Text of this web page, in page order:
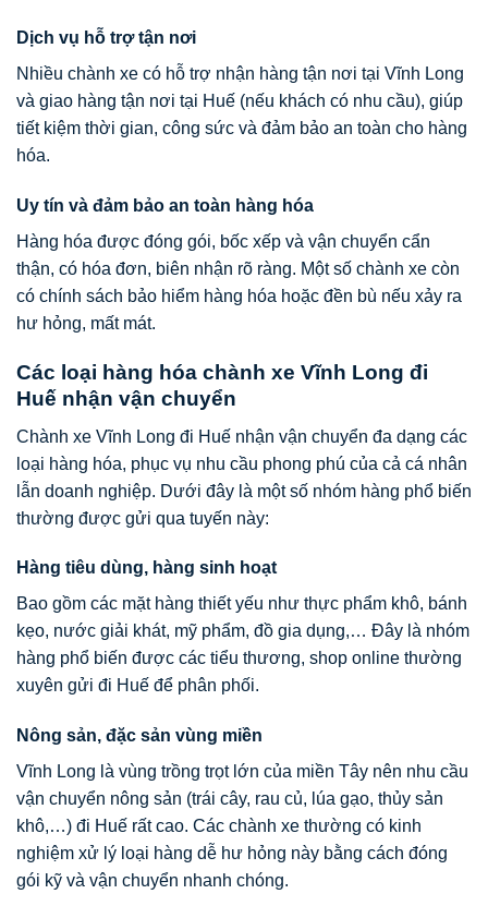
Dịch vụ hỗ trợ tận nơi
Nhiều chành xe có hỗ trợ nhận hàng tận nơi tại Vĩnh Long
và giao hàng tận nơi tại Huế (nếu khách có nhu cầu), giúp
tiết kiệm thời gian, công sức và đảm bảo an toàn cho hàng
hóa.
Uy tín và đảm bảo an toàn hàng hóa
Hàng hóa được đóng gói, bốc xếp và vận chuyển cẩn
thận, có hóa đơn, biên nhận rõ ràng. Một số chành xe còn
có chính sách bảo hiểm hàng hóa hoặc đền bù nếu xảy ra
hư hỏng, mất mát.
Các loại hàng hóa chành xe Vĩnh Long đi
Huế nhận vận chuyển
Chành xe Vĩnh Long đi Huế nhận vận chuyển đa dạng các
loại hàng hóa, phục vụ nhu cầu phong phú của cả cá nhân
lẫn doanh nghiệp. Dưới đây là một số nhóm hàng phổ biến
thường được gửi qua tuyến này:
Hàng tiêu dùng, hàng sinh hoạt
Bao gồm các mặt hàng thiết yếu như thực phẩm khô, bánh
kẹo, nước giải khát, mỹ phẩm, đồ gia dụng,… Đây là nhóm
hàng phổ biến được các tiểu thương, shop online thường
xuyên gửi đi Huế để phân phối.
Nông sản, đặc sản vùng miền
Vĩnh Long là vùng trồng trọt lớn của miền Tây nên nhu cầu
vận chuyển nông sản (trái cây, rau củ, lúa gạo, thủy sản
khô,…) đi Huế rất cao. Các chành xe thường có kinh
nghiệm xử lý loại hàng dễ hư hỏng này bằng cách đóng
gói kỹ và vận chuyển nhanh chóng.